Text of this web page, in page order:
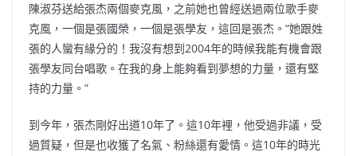
陳淑芬送給張杰兩個麥克風，之前她也曾經送過兩位歌手麥
克風，一個是張國榮，一個是張學友，這回是張杰。“她跟姓
張的人蠻有緣分的！我沒有想到2004年的時候我能有機會跟
張學友同台唱歌。在我的身上能夠看到夢想的力量，還有堅
持的力量。”
到今年，張杰剛好出道10年了。這10年裡，他受過非議，受
過質疑，但是也收獲了名氣、粉絲還有愛情。這10年的時光